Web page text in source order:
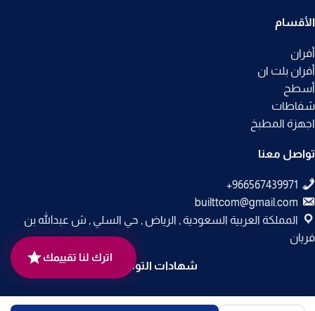
الأقسام
أفران
أفران بلت ان
أسطح
شفاطات
اجهزة المطبخ
تواصل معنا
builttcom@gmail.com
المملكة العربية السعودية , الرياض , حي السلي , ش عبدالله بن
فريان
شهادات التوثيق
جميع الحقوق محفوظة لـمتجر بلت إن© 2025.
اترك لنا تقييمك